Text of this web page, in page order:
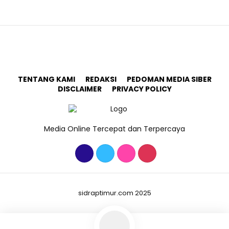
TENTANG KAMI REDAKSI
PEDOMAN MEDIA SIBER
DISCLAIMER
PRIVACY POLICY
Media Online Tercepat dan Terpercaya
sidraptimur.com 2025